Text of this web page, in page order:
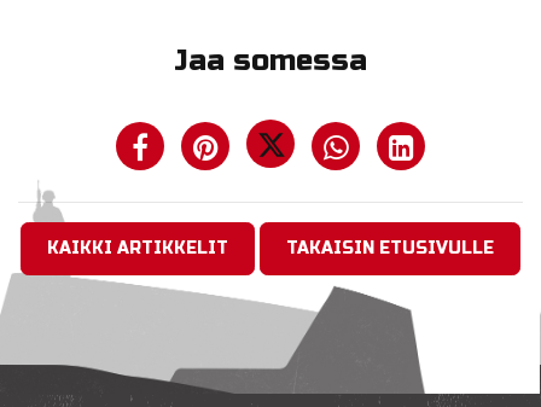
Jaa somessa
KAIKKI ARTIKKELIT TAKAISIN ETUSIVULLE